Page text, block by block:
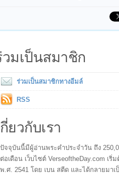
วมเป็นสมาชิก
ร่วมเป็นสมาชิกทางอีมล์
RSS
ยวกับเรา
ปัจจุบันนี้มีผู้อ่านพระคำประจำวัน ถึง
ต่อเดือน เว็บไซต์ VerseoftheDay.com เริ่
พ.ศ. 2541 โดย เบน สตีด และได้กลายมาเ